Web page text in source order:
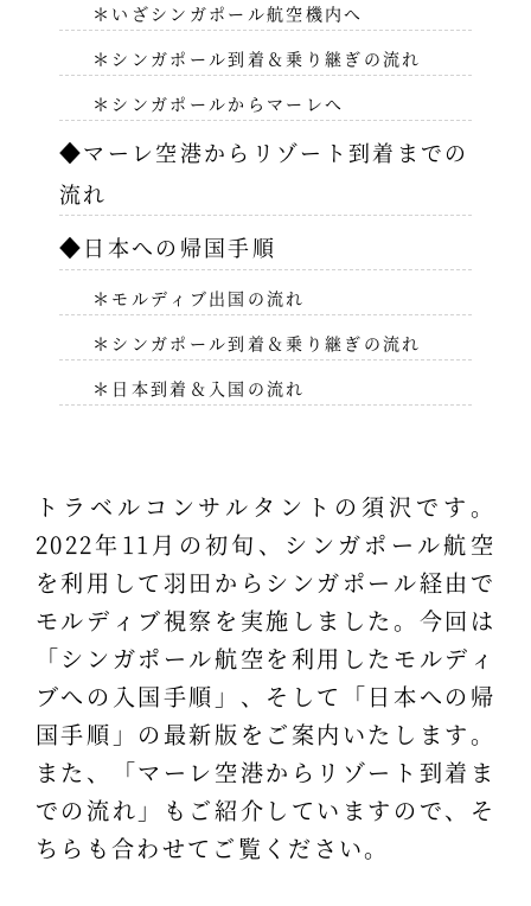
＊いざシンガポール航空機内へ
＊シンガポール到着＆乗り継ぎの流れ
＊シンガポールからマーレへ
◆マーレ空港からリゾート到着までの
流れ
◆日本への帰国手順
＊モルディブ出国の流れ
＊シンガポール到着＆乗り継ぎの流れ
＊日本到着＆入国の流れ
トラベルコンサルタントの須沢です。
2022年11月の初旬、シンガポール航空
を利用して羽田からシンガポール経由で
モルディブ視察を実施しました。今回は
「シンガポール航空を利用したモルディ
ブへの入国手順」、そして「日本への帰
国手順」の最新版をご案内いたします。
また、「マーレ空港からリゾート到着ま
での流れ」もご紹介していますので、そ
ちらも合わせてご覧ください。